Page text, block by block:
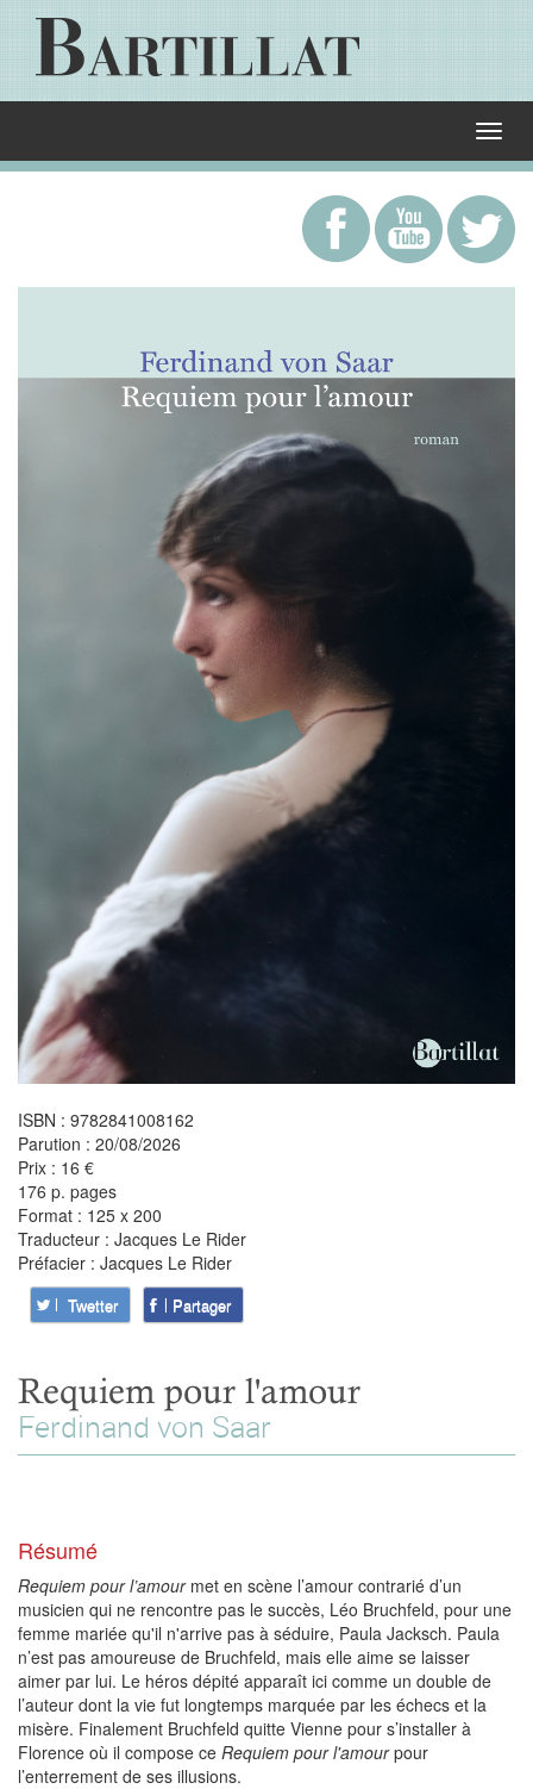
ISBN : 9782841008162
Parution : 20/08/2026
Prix : 16 €
176 p. pages
Format : 125 x 200
Traducteur : Jacques Le Rider
Préfacier : Jacques Le Rider
Twetter Partager
Requiem pour l'amour
Ferdinand von Saar
Résumé
Requiem pour l’amourmet en scène l’amour contrarié d’un
musicien qui ne rencontre pas le succès, Léo Bruchfeld, pour une
femme mariée qu'il n'arrive pas à séduire, Paula Jacksch. Paula
n’est pas amoureuse de Bruchfeld, mais elle aime se laisser
aimer par lui. Le héros dépité apparaît ici comme un double de
l’auteur dont la vie fut longtemps marquée par les échecs et la
misère. Finalement Bruchfeld quitte Vienne pour s’installer à
Florence où il compose ce Requiem pour l'amourpour
l’enterrement de ses illusions.